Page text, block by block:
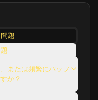
hl
master.m3u8
(720p)
題
題
質問
または頻繁にバッフ
か？